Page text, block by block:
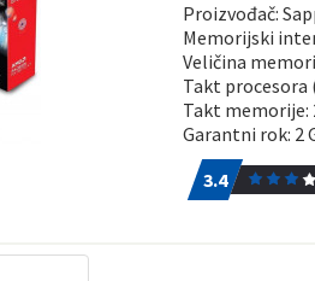
Proizvođač:
Memorijski
Veličina
Takt procesora
Takt memorije:
Garantni rok: 2
3.49
3.4